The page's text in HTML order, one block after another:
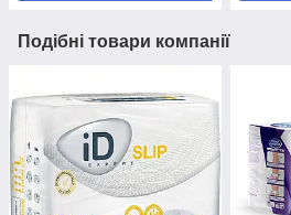
Подібні товари компанії